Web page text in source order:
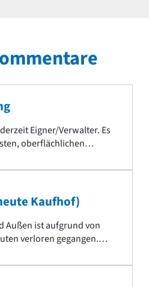
Eigner/Verwalter. Es
oberflächlichen
Mieterklientel tut ein
Kaufhof)
Außen ist aufgrund von
verloren gegangen.
von